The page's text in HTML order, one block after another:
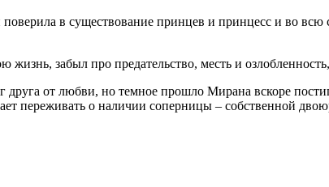
в существование принцев и принцесс и во
забыл про предательство, месть и
от любви, но темное прошло Мирана вскоре
переживать о наличии соперницы – собственной